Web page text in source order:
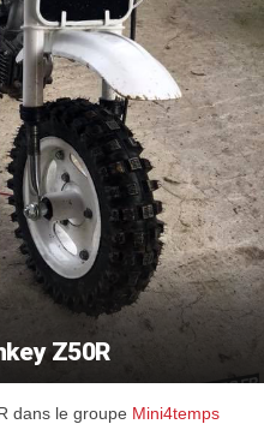
Z50R
dans le groupe Mini4temps